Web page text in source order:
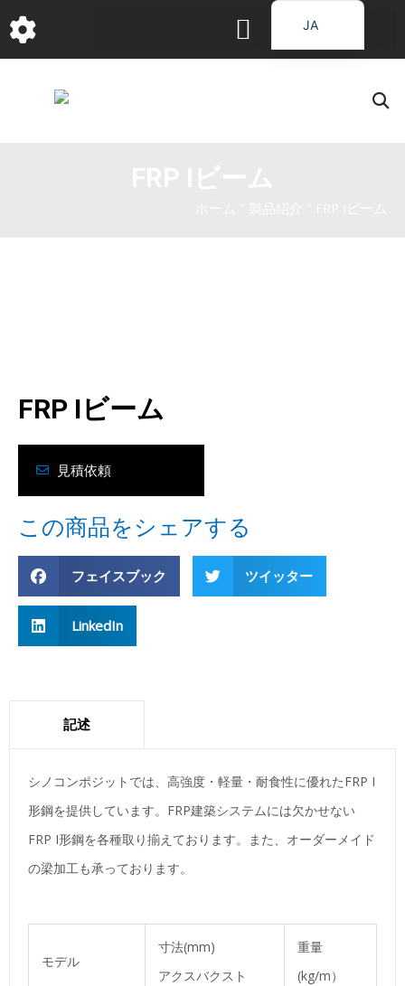
ン
テ
FRP Iビーム
見積依頼
この商品をシェアする
フェイスブック ツイッター
LinkedIn
記述
シノコンポジットでは、高強度・軽量・耐食性に優れたFRP I
形鋼を提供しています。FRP建築システムには欠かせない
FRP I形鋼を各種取り揃えております。また、オーダーメイド
の梁加工も承っております。
モデル
寸法(mm)
アクスバクスト
重量
(kg/m）
JA
EN